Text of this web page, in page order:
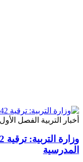
أخبار التربية الفصل الأول
المدرسية